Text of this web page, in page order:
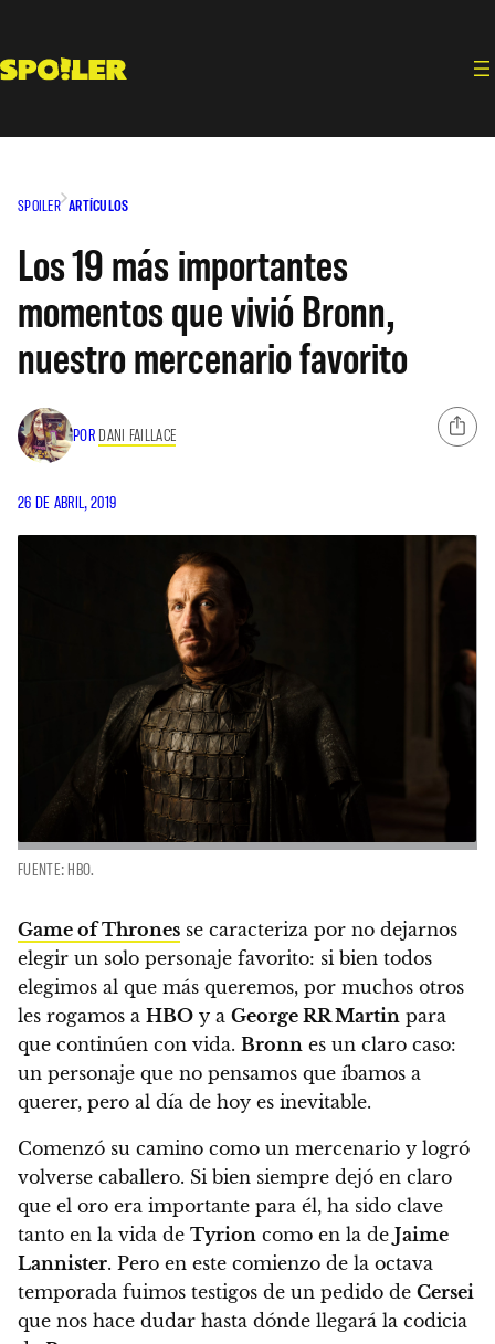
contenido
SPOILER ARTÍCULOS
Los 19 más importantes
momentos que vivió Bronn,
nuestro mercenario favorito
POR DANI FAILLACE
26 DE ABRIL, 2019
FUENTE: HBO.
Game of Thrones se caracteriza por no dejarnos
elegir un solo personaje favorito: si bien todos
elegimos al que más queremos, por muchos otros
les rogamos a HBO y a George RR Martin para
que continúen con vida. Bronn es un claro caso:
un personaje que no pensamos que íbamos a
querer, pero al día de hoy es inevitable.
Comenzó su camino como un mercenario y logró
volverse caballero. Si bien siempre dejó en claro
que el oro era importante para él, ha sido clave
tanto en la vida de Tyrion como en la de Jaime
Lannister. Pero en este comienzo de la octava
temporada fuimos testigos de un pedido de Cersei
que nos hace dudar hasta dónde llegará la codicia